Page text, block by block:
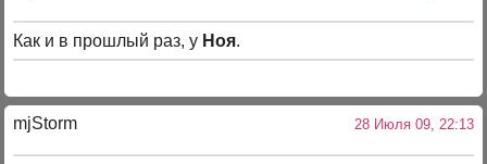
Как и в прошлый раз, у Ноя.
mjStоrm 28 Июля 09, 22:13